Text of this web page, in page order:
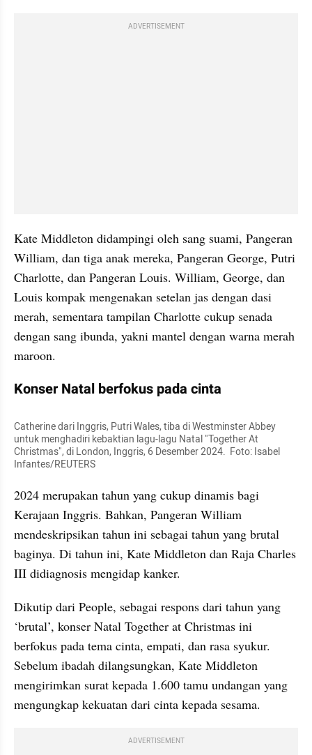
ADVERTISEMENT
Kate Middleton didampingi oleh sang suami, Pangeran
William, dan tiga anak mereka, Pangeran George, Putri
Charlotte, dan Pangeran Louis. William, George, dan
Louis kompak mengenakan setelan jas dengan dasi
merah, sementara tampilan Charlotte cukup senada
dengan sang ibunda, yakni mantel dengan warna merah
maroon.
Konser Natal berfokus pada cinta
Catherine dari Inggris, Putri Wales, tiba di Westminster Abbey
untuk menghadiri kebaktian lagu-lagu Natal "Together At
Christmas", di London, Inggris, 6 Desember 2024.  Foto: Isabel
Infantes/REUTERS
2024 merupakan tahun yang cukup dinamis bagi
Kerajaan Inggris. Bahkan, Pangeran William
mendeskripsikan tahun ini sebagai tahun yang brutal
baginya. Di tahun ini, Kate Middleton dan Raja Charles
III didiagnosis mengidap kanker.
Dikutip dari People, sebagai respons dari tahun yang
‘brutal’, konser Natal Together at Christmas ini
berfokus pada tema cinta, empati, dan rasa syukur.
Sebelum ibadah dilangsungkan, Kate Middleton
mengirimkan surat kepada 1.600 tamu undangan yang
mengungkap kekuatan dari cinta kepada sesama.
ADVERTISEMENT